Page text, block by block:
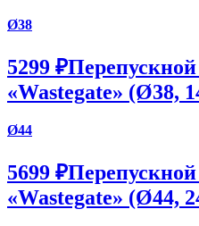
Ø38
5299 ₽
«Wastegate» (Ø38,
Ø44
5699 ₽
«Wastegate» (Ø44,